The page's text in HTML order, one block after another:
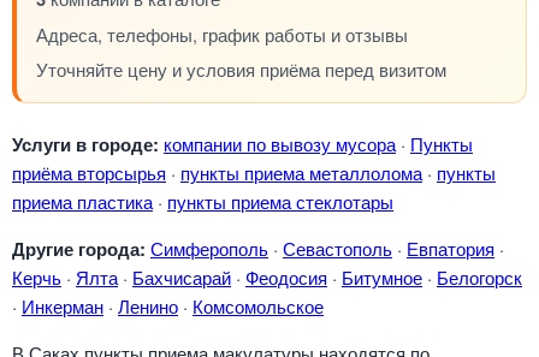
Адреса, телефоны, график работы и отзывы
Уточняйте цену и условия приёма перед визитом
Услуги в городе: компании по вывозу мусора · Пункты
приёма вторсырья · пункты приема металлолома · пункты
приема пластика · пункты приема стеклотары
Другие города: Симферополь · Севастополь · Евпатория ·
Керчь · Ялта · Бахчисарай · Феодосия · Битумное · Белогорск
· Инкерман · Ленино · Комсомольское